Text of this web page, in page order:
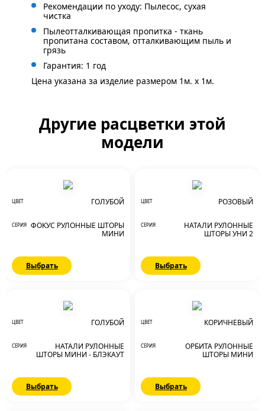
Рекомендации по уходу: Пылесос, сухая
чистка
Пылеотталкивающая пропитка - ткань
пропитана составом, отталкивающим пыль и
грязь
Гарантия: 1 год
Цена указана за изделие размером 1м. x 1м.
Другие расцветки этой
модели
ЦВЕТ ГОЛУБОЙ
СЕРИЯ
ФОКУС РУЛОННЫЕ ШТОРЫ
МИНИ
Выбрать
ЦВЕТ РОЗОВЫЙ
СЕРИЯ
НАТАЛИ РУЛОННЫЕ
ШТОРЫ УНИ 2
Выбрать
ЦВЕТ ГОЛУБОЙ
СЕРИЯ
НАТАЛИ РУЛОННЫЕ
ШТОРЫ МИНИ - БЛЭКАУТ
Выбрать
ЦВЕТ КОРИЧНЕВЫЙ
СЕРИЯ
ОРБИТА РУЛОННЫЕ
ШТОРЫ МИНИ
Выбрать